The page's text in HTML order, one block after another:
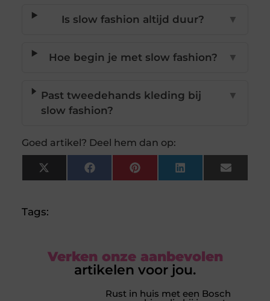
Is slow fashion altijd duur? ▼
Hoe begin je met slow fashion? ▼
Past tweedehands kleding bij
slow fashion?
▼
Goed artikel? Deel hem dan op:
X
(Twitter)
FacebookPinterestLinkedInEmail
Tags:
Verken onze aanbevolen
artikelen voor jou.
Rust in huis met een Bosch